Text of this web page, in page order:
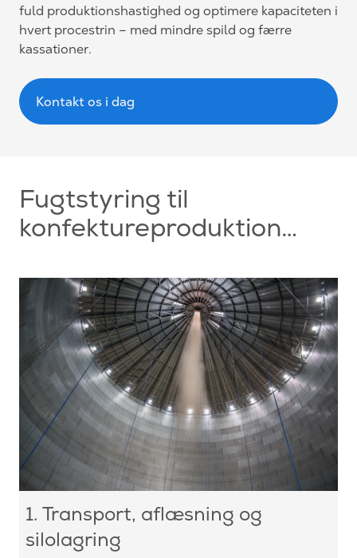
fuld produktionshastighed og optimere kapaciteten i
hvert procestrin – med mindre spild og færre
kassationer.
Kontakt os i dag
Fugtstyring til
konfektureproduktion…
1. Transport, aflæsning og
silolagring